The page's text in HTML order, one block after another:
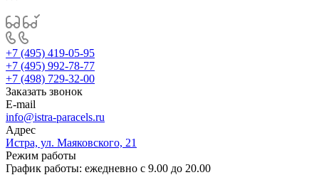
+7 (495) 419-05-95
+7 (495) 992-78-77
+7 (498) 729-32-00
Заказать звонок
E-mail
info@istra-paracels.ru
Адрес
Истра, ул. Маяковского, 21
Режим работы
График работы: ежедневно с 9.00 до 20.00